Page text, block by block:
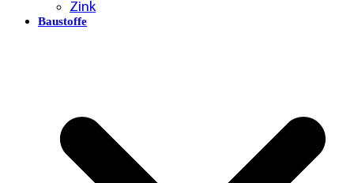
Zink
Baustoffe